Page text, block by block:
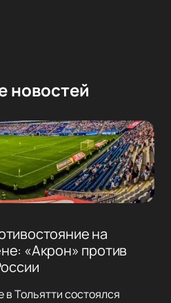
новостей
на
«Акрон» против
Тольятти состоялся